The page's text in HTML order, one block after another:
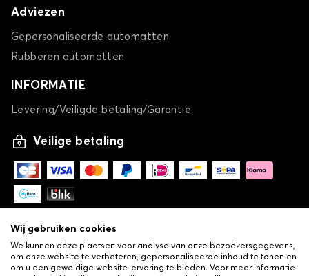
Adviezen
Gepersonaliseerde automatten
Rubberen automatten
INFORMATIE
Levering/Veiligde betaling/Garantie
Veilige betaling
Wij gebruiken cookies
We kunnen deze plaatsen voor analyse van onze bezoekersgegevens,
om onze website te verbeteren, gepersonaliseerde inhoud te tonen en
om u een geweldige website-ervaring te bieden. Voor meer informatie